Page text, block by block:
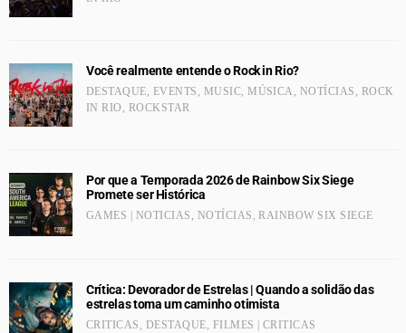
Você realmente entende o Rock in Rio?
DESTAQUE, EVENTS , MUSIC,MÚSICA , NOTÍCIAS , ROCK
IN RIO , ROCKSTAR
Por que a Temporada 2026 de Rainbow Six Siege
Promete ser Histórica
GAMES | NOTICIAS , NOTÍCIAS ,RAINBOW SIX SIEGE
Crítica: Devorador de Estrelas | Quando a solidão das
estrelas toma um caminho otimista
CRITICAS , DESTAQUE, FILMES | CRITICAS